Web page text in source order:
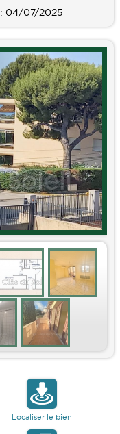
: 04/07/2025
Localiser le bien